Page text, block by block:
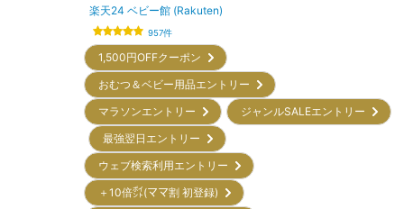
楽天24 ベビー館 (Rakuten)
957件
1,500円OFFクーポン
おむつ＆ベビー用品エントリー
マラソンエントリー
ジャンルSALEエントリー
最強翌日エントリー
ウェブ検索利用エントリー
＋10倍㌽(ママ割 初登録)